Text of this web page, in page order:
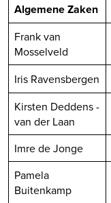
Algemene Zaken
Frank van
Mosselveld
Iris Ravensbergen
Kirsten Deddens -
van der Laan
Imre de Jonge
Pamela
Buitenkamp